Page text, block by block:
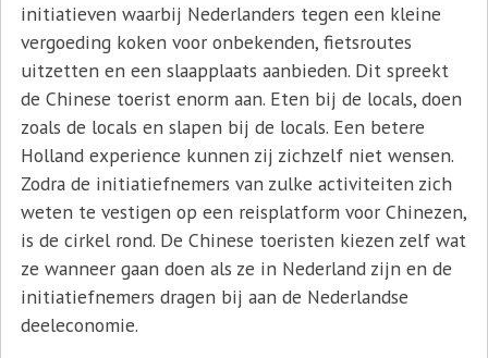
initiatieven waarbij Nederlanders tegen een kleine
vergoeding koken voor onbekenden, fietsroutes
uitzetten en een slaapplaats aanbieden. Dit spreekt
de Chinese toerist enorm aan. Eten bij de locals, doen
zoals de locals en slapen bij de locals. Een betere
Holland experience kunnen zij zichzelf niet wensen.
Zodra de initiatiefnemers van zulke activiteiten zich
weten te vestigen op een reisplatform voor Chinezen,
is de cirkel rond. De Chinese toeristen kiezen zelf wat
ze wanneer gaan doen als ze in Nederland zijn en de
initiatiefnemers dragen bij aan de Nederlandse
deeleconomie.